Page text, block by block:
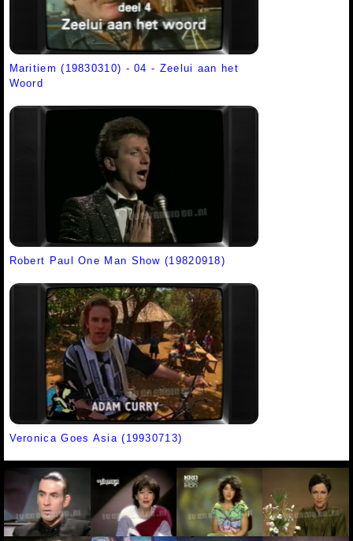
Maritiem (19830310) - 04 - Zeelui aan het
Woord
Robert Paul One Man Show (19820918)
Veronica Goes Asia (19930713)